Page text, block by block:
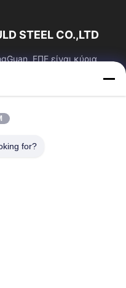
STEEL CO.,LTD
ΕΠΕ είναι κύρια
ο πλαστικός χάλυβας
κρύος...
Εμείς
for?